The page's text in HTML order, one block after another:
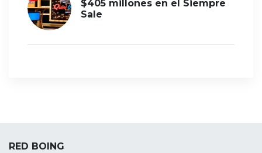
$405 millones en el Siempre
Sale
RED BOING